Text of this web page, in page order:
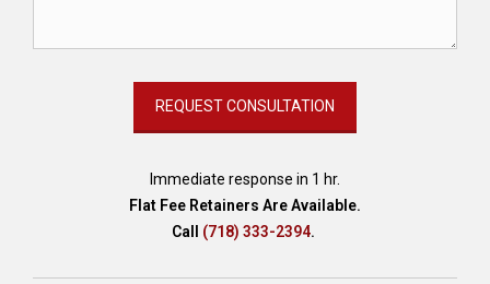
Immediate response in 1 hr.
Flat Fee Retainers Are Available.
Call (718) 333-2394.